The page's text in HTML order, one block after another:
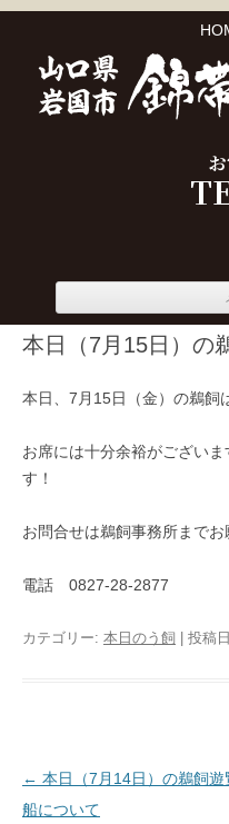
本日（7月15日）の
本日、7月15日（金）の鵜飼
お席には十分余裕がござい
す！
お問合せは鵜飼事務所までお
電話 0827-28-2877
カテゴリー: 本日のう飼 | 投稿
投稿ナビゲーション
← 本日（7月14日）の鵜飼遊
船について